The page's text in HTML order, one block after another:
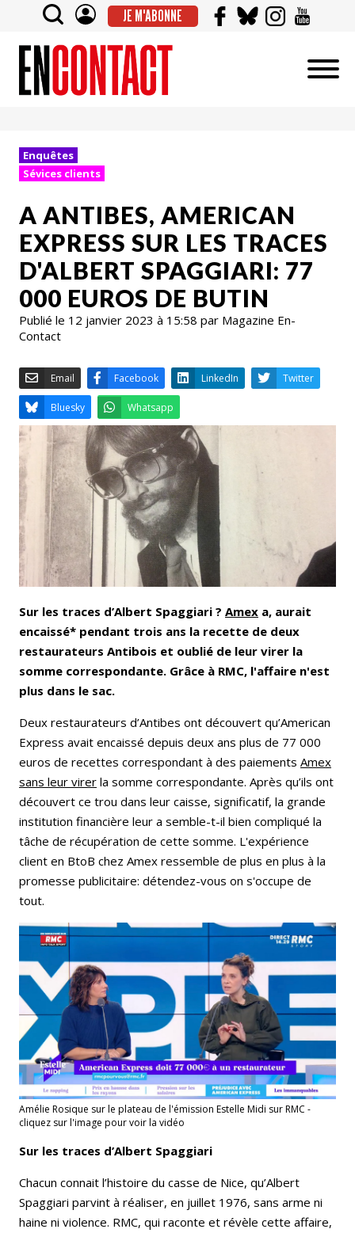
JE M'ABONNE
Enquêtes
Sévices clients
A ANTIBES, AMERICAN
EXPRESS SUR LES TRACES
D'ALBERT SPAGGIARI: 77
000 EUROS DE BUTIN
Publié le 12 janvier 2023 à 15:58 par Magazine En-
Contact
Email Facebook LinkedIn
Bluesky Whatsapp
Sur les traces d’Albert Spaggiari ? Amex a, aurait
encaissé* pendant trois ans la recette de deux
restaurateurs Antibois et oublié de leur virer la
somme correspondante. Grâce à RMC, l'affaire n'est
plus dans le sac.
Deux restaurateurs d’Antibes ont découvert qu’American
Express avait encaissé depuis deux ans plus de 77 000
euros de recettes correspondant à des paiements Amex
sans leur virer la somme correspondante. Après qu’ils ont
découvert ce trou dans leur caisse, significatif, la grande
institution financière leur a semble-t-il bien compliqué la
tâche de récupération de cette somme. L'expérience
client en BtoB chez Amex ressemble de plus en plus à la
promesse publicitaire: détendez-vous on s'occupe de
tout.
Amélie Rosique sur le plateau de l'émission Estelle Midi sur RMC -
cliquez sur l'image pour voir la vidéo
Sur les traces d’Albert Spaggiari
Chacun connait l’histoire du casse de Nice, qu’Albert
Spaggiari parvint à réaliser, en juillet 1976, sans arme ni
haine ni violence. RMC, qui raconte et révèle cette affaire,